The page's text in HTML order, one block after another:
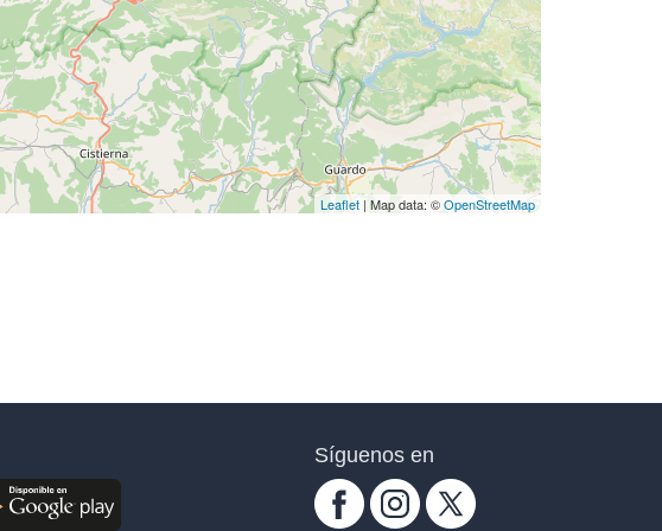
Leaflet | Map data: ©OpenStreetMap
Síguenos en